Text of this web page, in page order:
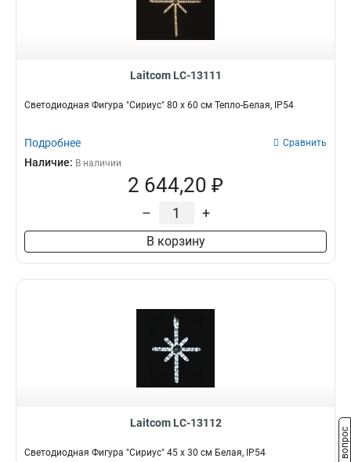
Laitcom LC-13111
Светодиодная Фигура "Сириус" 80 x 60 см Тепло-Белая, IP54
Подробнее Сравнить
Наличие: В наличии
2 644,20 ₽
– +
В корзину
Laitcom LC-13112
Светодиодная Фигура "Сириус" 45 x 30 см Белая, IP54